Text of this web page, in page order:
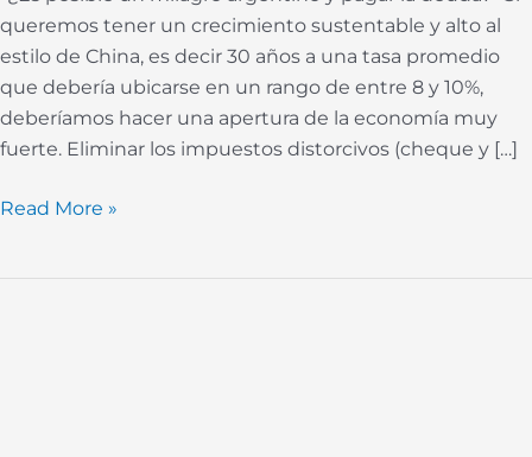
queremos tener un crecimiento sustentable y alto al
estilo de China, es decir 30 años a una tasa promedio
que debería ubicarse en un rango de entre 8 y 10%,
deberíamos hacer una apertura de la economía muy
fuerte. Eliminar los impuestos distorcivos (cheque y […]
Read More »